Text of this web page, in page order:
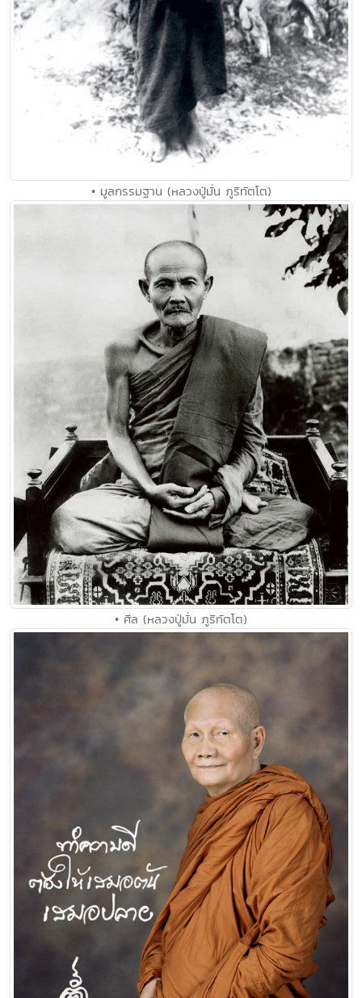
• มูลกรรมฐาน (หลวงปู่มั่น ภูริทัตโต)
• ศีล (หลวงปู่มั่น ภูริทัตโต)